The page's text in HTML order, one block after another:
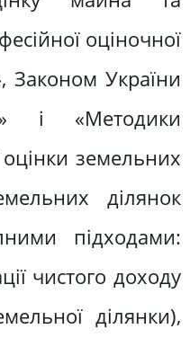
оціночної
Законом України
і «Методики
земельних
ділянок
підходами:
чистого доходу
ділянки),